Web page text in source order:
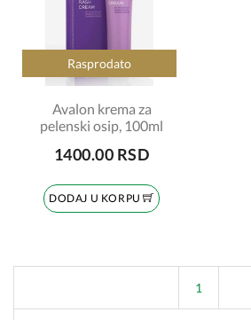
Rasprodato
Avalon krema za
pelenski osip, 100ml
1400.00 RSD
DODAJ U KORPU
1